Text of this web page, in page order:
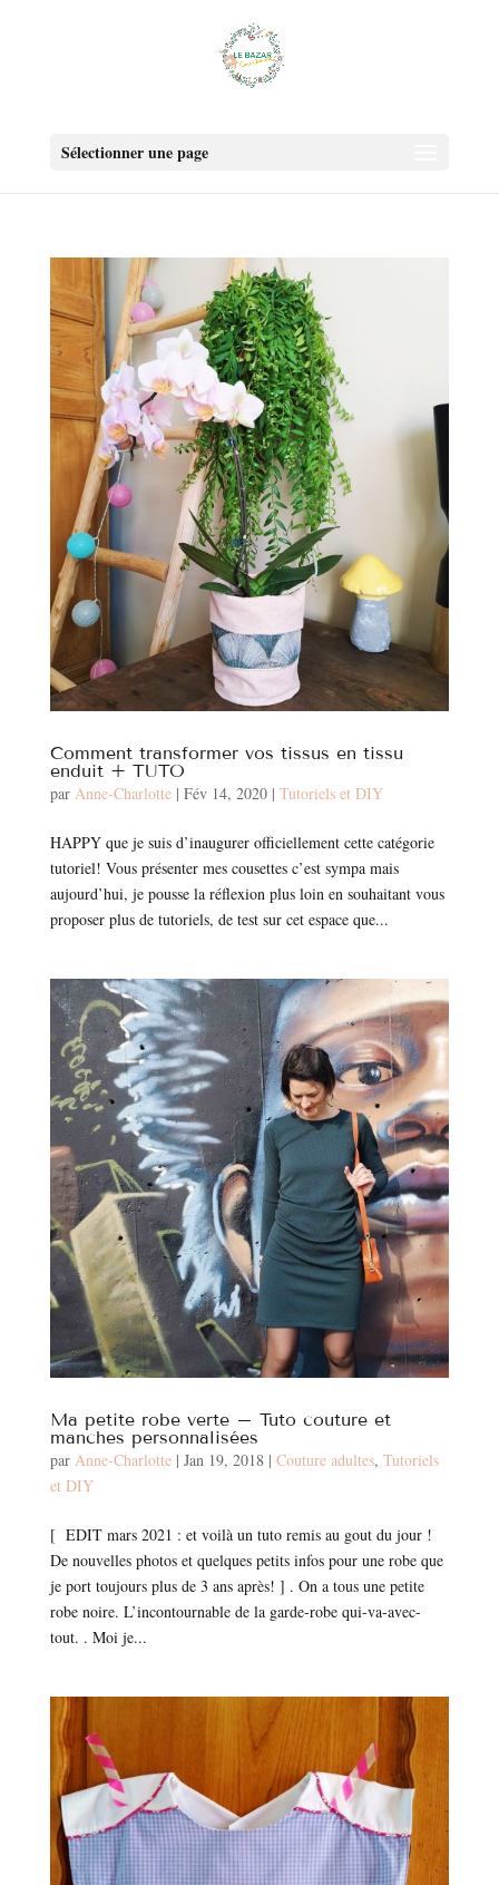
Sélectionner une page
Comment transformer vos tissus en tissu
enduit + TUTO
par Anne-Charlotte| Fév 14, 2020| Tutoriels et DIY
HAPPY que je suis d’inaugurer officiellement cette catégorie
tutoriel! Vous présenter mes cousettes c’est sympa mais
aujourd’hui, je pousse la réflexion plus loin en souhaitant vous
proposer plus de tutoriels, de test sur cet espace que...
Ma petite robe verte – Tuto couture et
manches personnalisées
par Anne-Charlotte| Jan 19, 2018| Couture adultes, Tutoriels
et DIY
[ EDIT mars 2021 : et voilà un tuto remis au gout du jour !
De nouvelles photos et quelques petits infos pour une robe que
je port toujours plus de 3 ans après! ] . On a tous une petite
robe noire. L’incontournable de la garde-robe qui-va-avec-
tout. . Moi je...